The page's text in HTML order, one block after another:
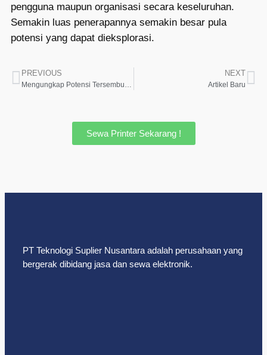
pengguna maupun organisasi secara keseluruhan.
Semakin luas penerapannya semakin besar pula
potensi yang dapat dieksplorasi.
PREVIOUS NEXT
Artikel Baru
Sewa Printer Sekarang !
PT Teknologi Suplier Nusantara adalah perusahaan yang
bergerak dibidang jasa dan sewa elektronik.